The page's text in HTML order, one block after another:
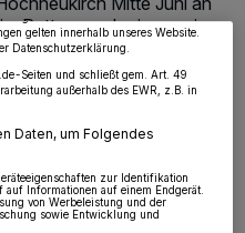
Rettungsschwimmen in
erfolgreichsten
Lesezeit
oder Ablehnen am unteren
gelten innerhalb unseres Website.
Datenschutzerklärung.
Seiten und schließt gem. Art. 49
außerhalb des EWR, z.B. in
Daten, um Folgendes
zur Identifikation
Informationen auf einem Endgerät.
von Werbeleistung und der
sowie Entwicklung und